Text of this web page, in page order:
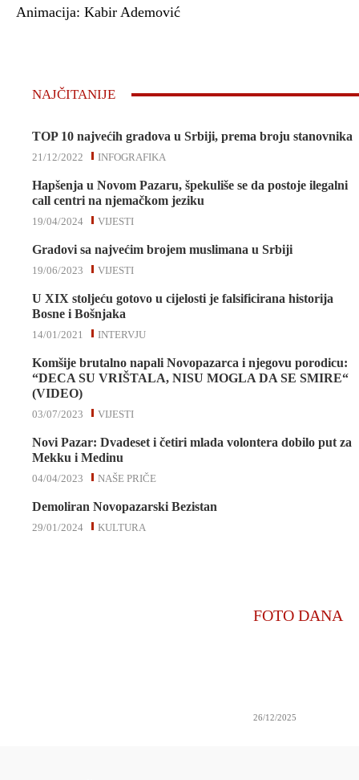
Animacija: Kabir Ademović
NAJČITANIJE
TOP 10 najvećih gradova u Srbiji, prema broju stanovnika
INFOGRAFIKA
21/12/2022
Hapšenja u Novom Pazaru, špekuliše se da postoje ilegalni
call centri na njemačkom jeziku
VIJESTI
19/04/2024
Gradovi sa najvećim brojem muslimana u Srbiji
VIJESTI
19/06/2023
U XIX stoljeću gotovo u cijelosti je falsificirana historija
Bosne i Bošnjaka
INTERVJU
14/01/2021
Komšije brutalno napali Novopazarca i njegovu porodicu:
“DECA SU VRIŠTALA, NISU MOGLA DA SE SMIRE“
(VIDEO)
VIJESTI
03/07/2023
Novi Pazar: Dvadeset i četiri mlada volontera dobilo put za
Mekku i Medinu
NAŠE PRIČE
04/04/2023
Demoliran Novopazarski Bezistan
KULTURA
29/01/2024
FOTO DANA
26/12/2025